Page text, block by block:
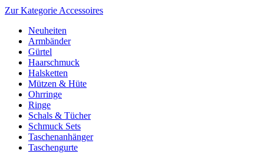
Zur Kategorie Accessoires
Neuheiten
Armbänder
Gürtel
Haarschmuck
Halsketten
Mützen & Hüte
Ohrringe
Ringe
Schals & Tücher
Schmuck Sets
Taschenanhänger
Taschengurte